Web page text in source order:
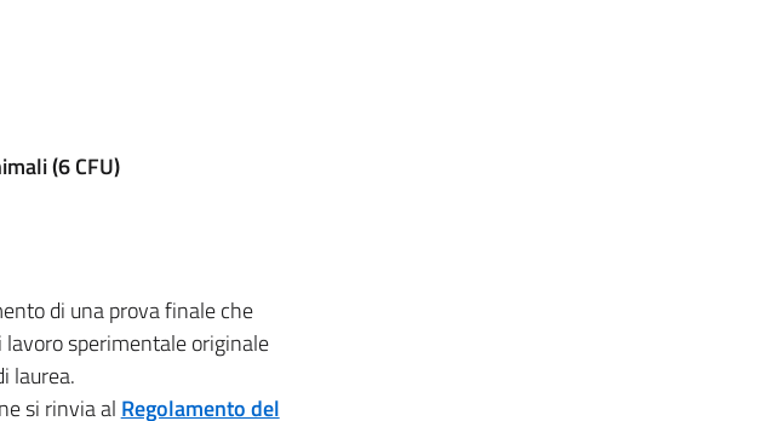
(6 CFU)
di una prova finale che
sperimentale originale
laurea.
si rinvia alRegolamento del